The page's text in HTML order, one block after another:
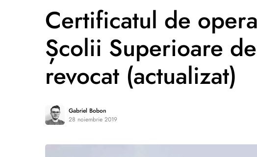
Certificatul de
Școlii Superioare
revocat (actualizat)
Gabriel Bobon
28 noiembrie 2019